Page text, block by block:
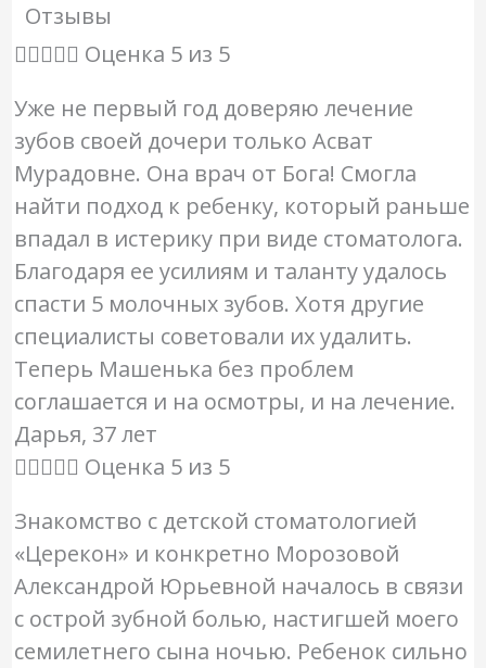
Отзывы
 Оценка 5 из 5
Уже не первый год доверяю лечение
зубов своей дочери только Асват
Мурадовне. Она врач от Бога! Смогла
найти подход к ребенку, который раньше
впадал в истерику при виде стоматолога.
Благодаря ее усилиям и таланту удалось
спасти 5 молочных зубов. Хотя другие
специалисты советовали их удалить.
Теперь Машенька без проблем
соглашается и на осмотры, и на лечение.
Дарья, 37 лет
 Оценка 5 из 5
Знакомство с детской стоматологией
«Церекон» и конкретно Морозовой
Александрой Юрьевной началось в связи
с острой зубной болью, настигшей моего
семилетнего сына ночью. Ребенок сильно